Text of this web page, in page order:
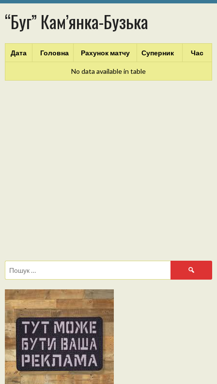
“Буг” Кам’янка-Бузька
Дата Головна Рахунок матчу Суперник Час
No data available in table
Пошук: